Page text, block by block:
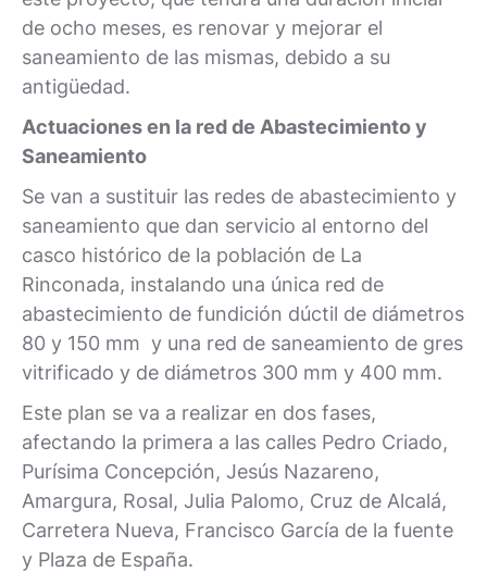
de ocho meses, es renovar y mejorar el
saneamiento de las mismas, debido a su
antigüedad.
Actuaciones en la red de Abastecimiento y
Saneamiento
Se van a sustituir las redes de abastecimiento y
saneamiento que dan servicio al entorno del
casco histórico de la población de La
Rinconada, instalando una única red de
abastecimiento de fundición dúctil de diámetros
80 y 150 mm y una red de saneamiento de gres
vitrificado y de diámetros 300 mm y 400 mm.
Este plan se va a realizar en dos fases,
afectando la primera a las calles Pedro Criado,
Purísima Concepción, Jesús Nazareno,
Amargura, Rosal, Julia Palomo, Cruz de Alcalá,
Carretera Nueva, Francisco García de la fuente
y Plaza de España.